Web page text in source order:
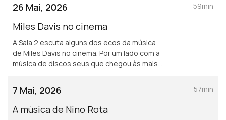
26 Mai, 2026
Miles Davis no cinema
A Sala 2 escuta alguns dos ecos da música
de Miles Davis no cinema. Por um lado com a
música de discos seus que chegou às mais
59min
7 Mai, 2026
A música de Nino Rota
57min